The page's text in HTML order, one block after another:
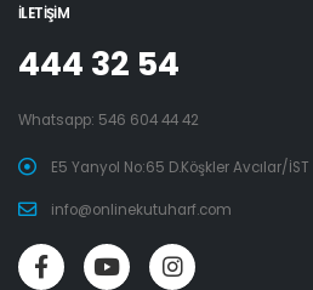
İLETIŞIM
444 32 54
Whatsapp: 546 604 44 42
E5 Yanyol No:65 D.Köşkler Avcılar/İST
info@onlinekutuharf.com